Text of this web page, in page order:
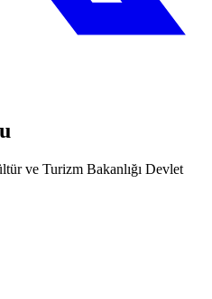
ve Turizm Bakanlığı Devlet